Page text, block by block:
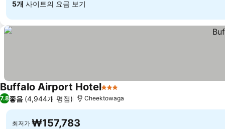
5개 사이트의 요금 보기
Buffalo Airport Hotel3 성급
7.8좋음 (4,944개 평점) Cheektowaga
최저가 ₩157,783